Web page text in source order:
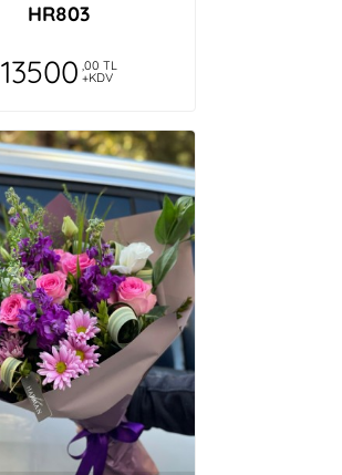
HR803
13500 ,00 TL
+KDV